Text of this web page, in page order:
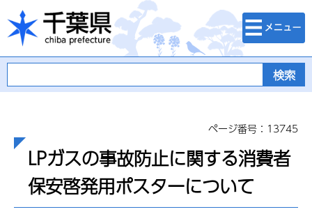
千葉県
検索・メニュ
ー
ページ番号：13745
LPガスの事故防止に関する消費者
保安啓発用ポスターについて